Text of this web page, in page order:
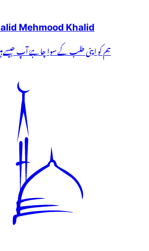
Mehmood Khalid
ہم کو اپنی طلب کے سوا چاہۓ آپ